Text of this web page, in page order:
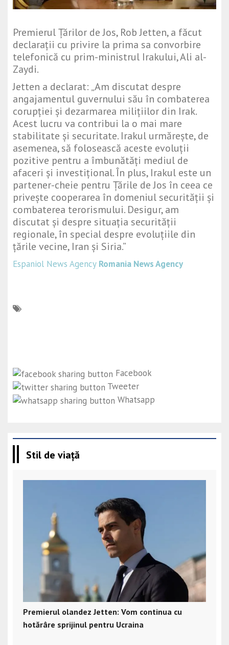
Premierul Țărilor de Jos, Rob Jetten, a făcut
declarații cu privire la prima sa convorbire
telefonică cu prim-ministrul Irakului, Ali al-
Zaydi.
Jetten a declarat: „Am discutat despre
angajamentul guvernului său în combaterea
corupției și dezarmarea milițiilor din Irak.
Acest lucru va contribui la o mai mare
stabilitate și securitate. Irakul urmărește, de
asemenea, să folosească aceste evoluții
pozitive pentru a îmbunătăți mediul de
afaceri și investițional. În plus, Irakul este un
partener-cheie pentru Țările de Jos în ceea ce
privește cooperarea în domeniul securității și
combaterea terorismului. Desigur, am
discutat și despre situația securității
regionale, în special despre evoluțiile din
țările vecine, Iran și Siria.”
Espaniol News Agency Romania News Agency
Facebook
Tweeter
Whatsapp
Stil de viață
Premierul olandez Jetten: Vom continua cu
hotărâre sprijinul pentru Ucraina